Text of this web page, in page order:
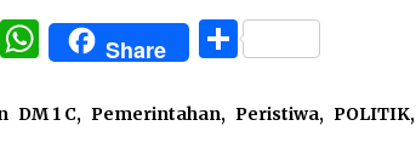
Twitter
WhatsApp
Share Share
DM 1 C, Pemerintahan, Peristiwa, POLITIK,